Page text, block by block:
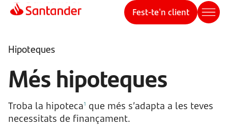
Fest-te'n client
Hipoteques
Més hipoteques
Troba la hipoteca1 que més s’adapta a les teves
necessitats de finançament.